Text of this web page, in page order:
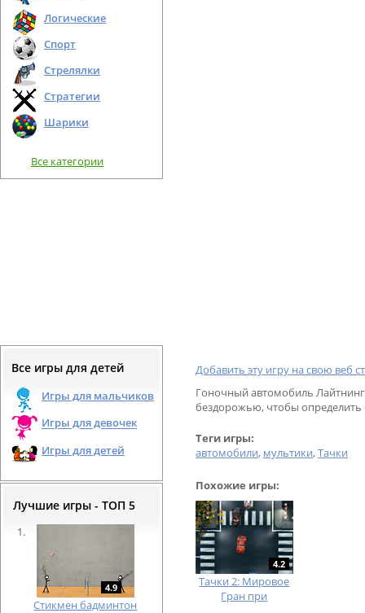
Логические
Спорт
Стрелялки
Стратегии
Шарики
Все категории
Все игры для детей
Игры для мальчиков
Игры для девочек
Игры для детей
Лучшие игры - ТОП 5
4.9
Cтикмен бадминтон
Добавить эту игру на свою веб
Гоночный автомобиль
бездорожью, чтобы
Теги игры:
автомобили, мультики,Тачки
Похожие игры:
4.2
Тачки 2: Мировое
Гран при